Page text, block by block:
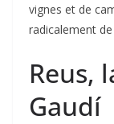
vignes et de
radicalement
Reus,
Gaudí